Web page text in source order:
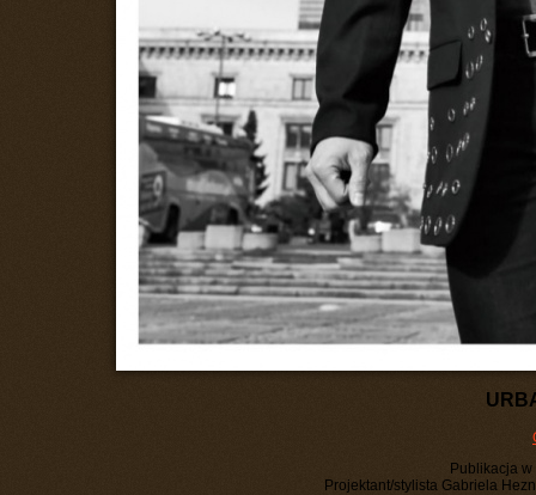
Publikacja
Projektant/stylista Gabriela